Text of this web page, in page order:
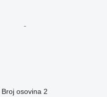
Broj osovina 2